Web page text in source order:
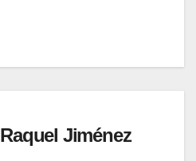
Raquel Jiménez